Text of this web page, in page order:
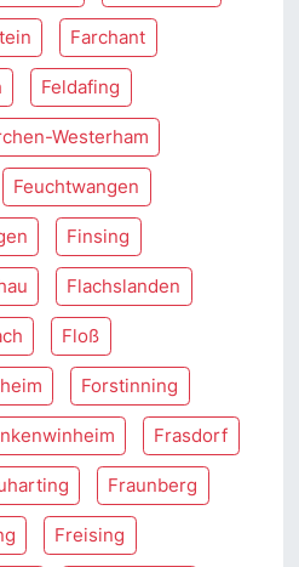
Farchant
Feldafing
Westerham
Feuchtwangen
Finsing
Flachslanden
Floß
Forstinning
Frasdorf
Fraunberg
Freising